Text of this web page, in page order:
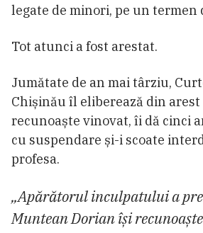
legate de minori, pe un termen
Tot atunci a fost arestat.
Jumătate de an mai târziu,
Chișinău îl eliberează din arest
recunoaște vinovat, îi dă cinci
cu suspendare și-i scoate
profesa.
„Apărătorul inculpatului a
Muntean Dorian își